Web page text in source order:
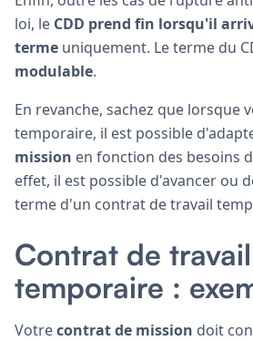
loi, le CDD prend fin lorsqu'il
terme uniquement. Le terme du
modulable.
En revanche, sachez que lorsque
temporaire, il est possible
mission en fonction des besoins
effet, il est possible d'avancer ou
terme d'un contrat de travail
Contrat de travail
temporaire :
Votrecontrat de mission doit